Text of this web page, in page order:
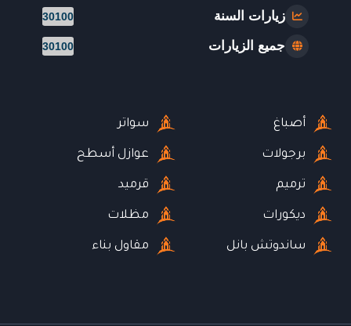
زيارات السنة 30100
جميع الزيارات 30100
أصباغ
برجولات
ترميم
ديكورات
ساندوتش بانل
سواتر
عوازل أسطح
قرميد
مظلات
مقاول بناء